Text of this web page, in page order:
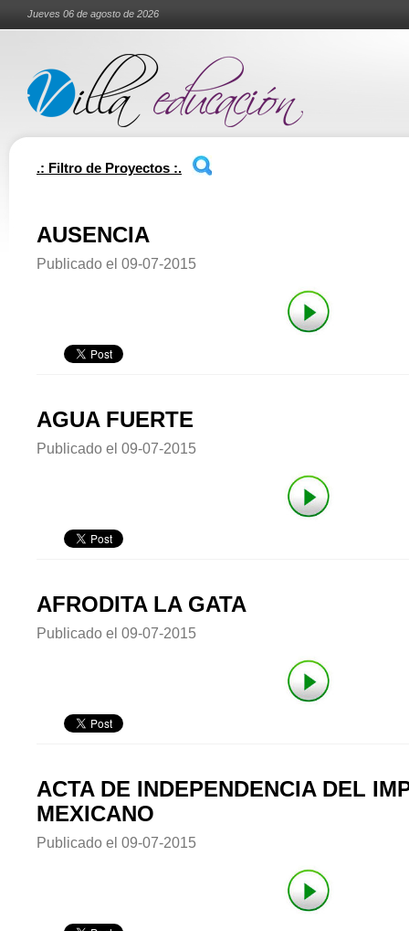
Jueves 06 de agosto de 2026
.: Filtro de Proyectos :.
AUSENCIA
Publicado el 09-07-2015
AGUA FUERTE
Publicado el 09-07-2015
AFRODITA LA GATA
Publicado el 09-07-2015
ACTA DE INDEPENDENCIA DEL
MEXICANO
Publicado el 09-07-2015